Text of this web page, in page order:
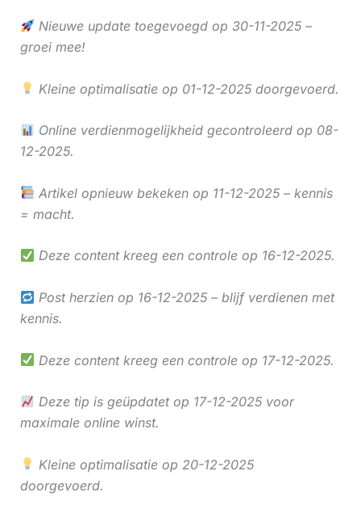
Nieuwe update toegevoegd op 30-11-2025 –
groei mee!
Kleine optimalisatie op 01-12-2025 doorgevoerd.
Online verdienmogelijkheid gecontroleerd op 08-
12-2025.
Artikel opnieuw bekeken op 11-12-2025 – kennis
= macht.
Deze content kreeg een controle op 16-12-2025.
Post herzien op 16-12-2025 – blijf verdienen met
kennis.
Deze content kreeg een controle op 17-12-2025.
Deze tip is geüpdatet op 17-12-2025 voor
maximale online winst.
Kleine optimalisatie op 20-12-2025
doorgevoerd.